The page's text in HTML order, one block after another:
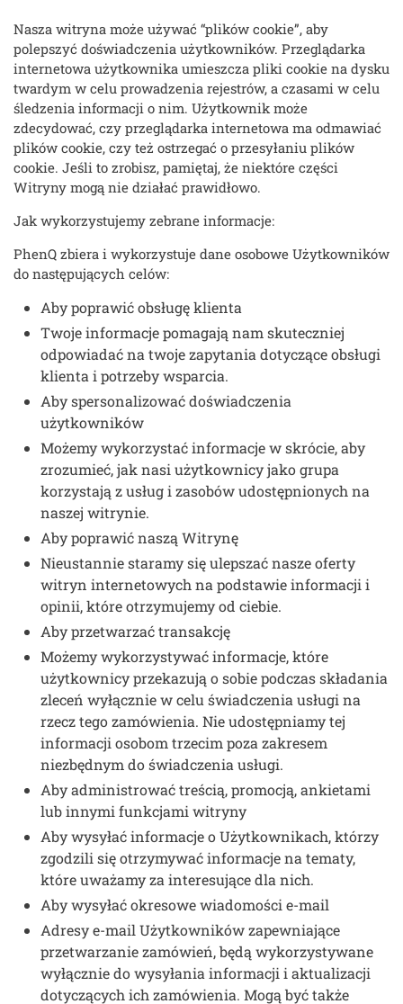
Nasza witryna może używać “plików cookie”, aby
polepszyć doświadczenia użytkowników. Przeglądarka
internetowa użytkownika umieszcza pliki cookie na dysku
twardym w celu prowadzenia rejestrów, a czasami w celu
śledzenia informacji o nim. Użytkownik może
zdecydować, czy przeglądarka internetowa ma odmawiać
plików cookie, czy też ostrzegać o przesyłaniu plików
cookie. Jeśli to zrobisz, pamiętaj, że niektóre części
Witryny mogą nie działać prawidłowo.
Jak wykorzystujemy zebrane informacje:
PhenQ zbiera i wykorzystuje dane osobowe Użytkowników
do następujących celów:
Aby poprawić obsługę klienta
Twoje informacje pomagają nam skuteczniej
odpowiadać na twoje zapytania dotyczące obsługi
klienta i potrzeby wsparcia.
Aby spersonalizować doświadczenia
użytkowników
Możemy wykorzystać informacje w skrócie, aby
zrozumieć, jak nasi użytkownicy jako grupa
korzystają z usług i zasobów udostępnionych na
naszej witrynie.
Aby poprawić naszą Witrynę
Nieustannie staramy się ulepszać nasze oferty
witryn internetowych na podstawie informacji i
opinii, które otrzymujemy od ciebie.
Aby przetwarzać transakcję
Możemy wykorzystywać informacje, które
użytkownicy przekazują o sobie podczas składania
zleceń wyłącznie w celu świadczenia usługi na
rzecz tego zamówienia. Nie udostępniamy tej
informacji osobom trzecim poza zakresem
niezbędnym do świadczenia usługi.
Aby administrować treścią, promocją, ankietami
lub innymi funkcjami witryny
Aby wysyłać informacje o Użytkownikach, którzy
zgodzili się otrzymywać informacje na tematy,
które uważamy za interesujące dla nich.
Aby wysyłać okresowe wiadomości e-mail
Adresy e-mail Użytkowników zapewniające
przetwarzanie zamówień, będą wykorzystywane
wyłącznie do wysyłania informacji i aktualizacji
dotyczących ich zamówienia. Mogą być także